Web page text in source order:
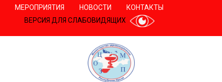
МЕРОПРИЯТИЯ НОВОСТИ
КОНТАКТЫ
ВЕРСИЯ ДЛЯ СЛАБОВИДЯЩИХ